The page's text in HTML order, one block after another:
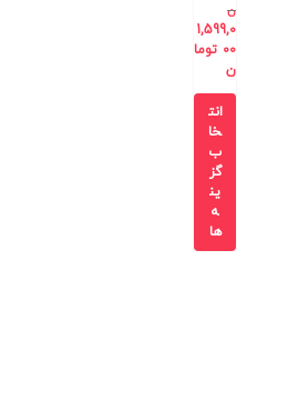
ن
1,599,0
00 توما
ن
انت
خا
ب
گز
ین
ه
ها